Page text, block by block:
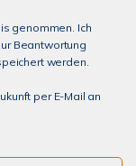
genommen. Ich
Beantwortung
werden.
per E-Mail an